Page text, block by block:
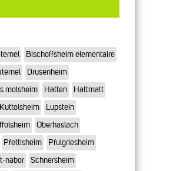
Bischoffsheim elementaire
Drusenheim
molsheim Hatten
Hattmatt
Kuttolsheim
Lupstein
Oberhaslach
Pfettisheim
Pfulgriesheim
nabor Schnersheim